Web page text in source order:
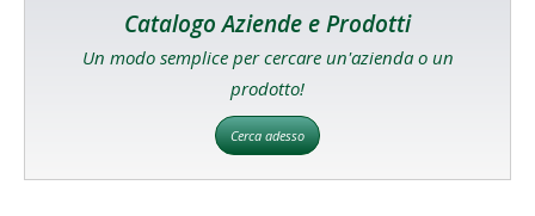
Catalogo Aziende e Prodotti
Un modo semplice per cercare un'azienda o un
prodotto!
Cerca adesso